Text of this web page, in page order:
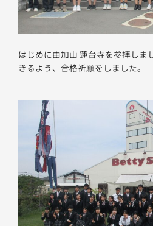
はじめに由加山 蓮台寺を参拝しま
きるよう、合格祈願をしました。